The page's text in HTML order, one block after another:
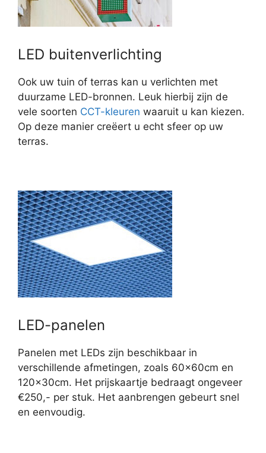
LED buitenverlichting
Ook uw tuin of terras kan u verlichten met
duurzame LED-bronnen. Leuk hierbij zijn de
vele soorten CCT-kleuren waaruit u kan kiezen.
Op deze manier creëert u echt sfeer op uw
terras.
LED-panelen
Panelen met LEDs zijn beschikbaar in
verschillende afmetingen, zoals 60x60cm en
120x30cm. Het prijskaartje bedraagt ongeveer
€250,- per stuk. Het aanbrengen gebeurt snel
en eenvoudig.